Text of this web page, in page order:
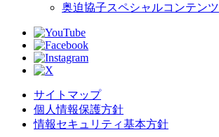
奥迫協子スペシャルコンテンツ
サイトマップ
個人情報保護方針
情報セキュリティ基本方針